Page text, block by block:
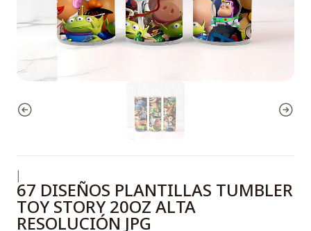
67 DISEÑOS PLANTILLAS TUMBLER
TOY STORY 20OZ ALTA
RESOLUCIÓN JPG